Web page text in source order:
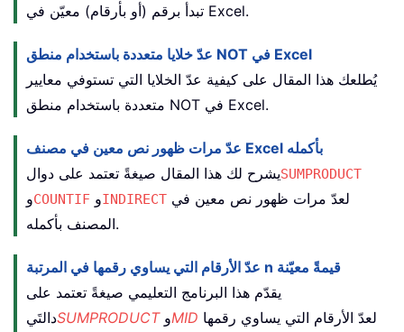
تبدأ برقم (أو بأرقام) معيّن في Excel.
عدّ خلايا متعددة باستخدام منطق NOT في Excel
يُطلعك هذا المقال على كيفية عدّ الخلايا التي تستوفي معايير
متعددة باستخدام منطق NOT في Excel.
عدّ مرات ظهور نص معين في مصنف Excel بأكمله
يشرح لك هذا المقال صيغةً تعتمد على دوالSUMPRODUCT
وCOUNTIF وINDIRECT
المصنف بأكمله.
عدّ الأرقام التي يساوي رقمها في المرتبة n قيمةً معيّنة
يقدّم هذا البرنامج التعليمي صيغةً تعتمد على
دالتَيSUMPRODUCT وMID